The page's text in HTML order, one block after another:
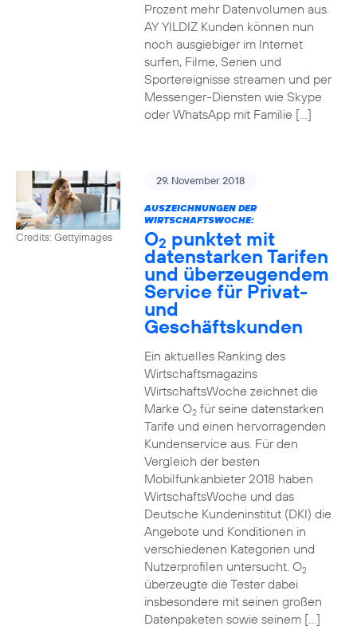
Prozent mehr Datenvolumen aus.
AY YILDIZ Kunden können nun
noch ausgiebiger im Internet
surfen, Filme, Serien und
Sportereignisse streamen und per
Messenger-Diensten wie Skype
oder WhatsApp mit Familie […]
Credits: Gettyimages
29. November 2018
AUSZEICHNUNGEN DER
WIRTSCHAFTSWOCHE:
O2 punktet mit
datenstarken Tarifen
und überzeugendem
Service für Privat-
und
Geschäftskunden
Ein aktuelles Ranking des
Wirtschaftsmagazins
WirtschaftsWoche zeichnet die
Marke O2für seine datenstarken
Tarife und einen hervorragenden
Kundenservice aus. Für den
Vergleich der besten
Mobilfunkanbieter 2018 haben
WirtschaftsWoche und das
Deutsche Kundeninstitut (DKI) die
Angebote und Konditionen in
verschiedenen Kategorien und
Nutzerprofilen untersucht. O2
überzeugte die Tester dabei
insbesondere mit seinen großen
Datenpaketen sowie seinem […]